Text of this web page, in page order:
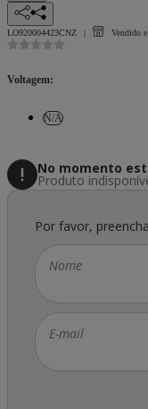
LO920004423CNZ Vendido
Voltagem:
N/A
No momento
Produto
Por favor,
Nome
E-mail